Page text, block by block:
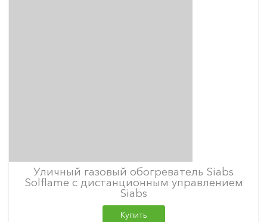
Уличный газовый обогреватель Siabs
Solflame с дистанционным управлением
Siabs
Купить